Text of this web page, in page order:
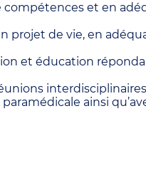
et en
projet de vie, en
et éducation
ainsi